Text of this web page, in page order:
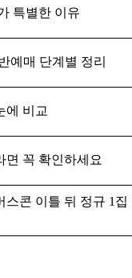
특별한 이유
예매 단계별 정리
에 비교
꼭 확인하세요
콘 이틀 뒤 정규 1집